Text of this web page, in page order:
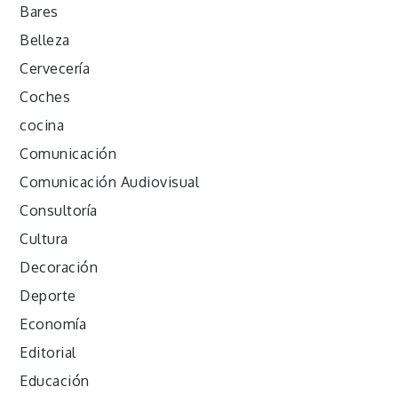
Bares
Belleza
Cervecería
Coches
cocina
Comunicación
Comunicación Audiovisual
Consultoría
Cultura
Decoración
Deporte
Economía
Editorial
Educación